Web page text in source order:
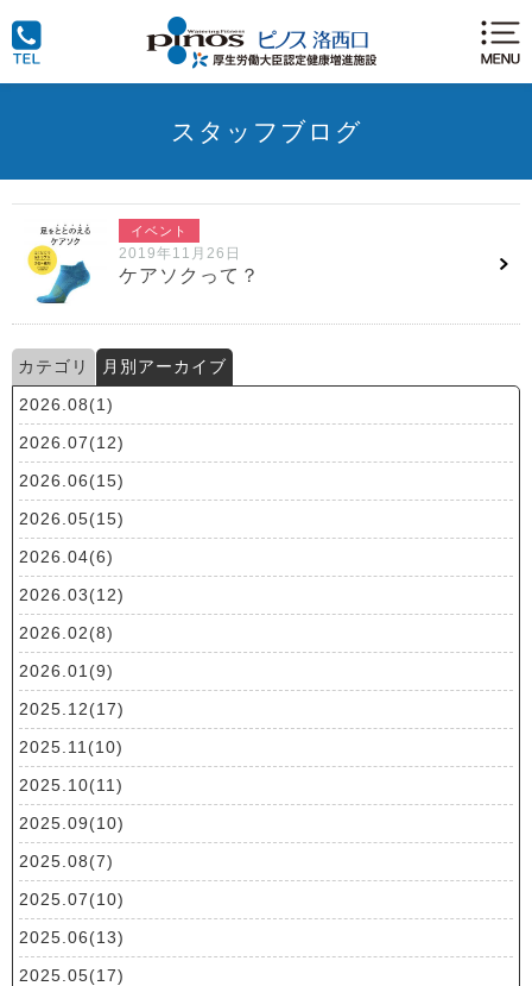
スタッフブログ
イベント
2019年11月26日
ケアソクって？
カテゴリ
月別アーカイブ
2026.08(1)
2026.07(12)
2026.06(15)
2026.05(15)
2026.04(6)
2026.03(12)
2026.02(8)
2026.01(9)
2025.12(17)
2025.11(10)
2025.10(11)
2025.09(10)
2025.08(7)
2025.07(10)
2025.06(13)
2025.05(17)